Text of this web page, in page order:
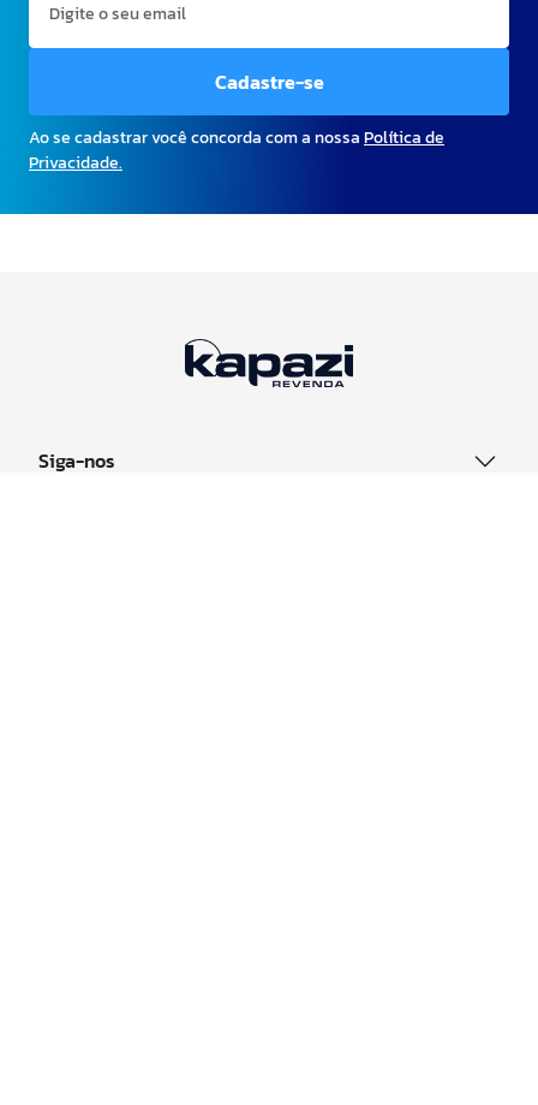
Cadastre-se
Ao se cadastrar você concorda com a nossaPolítica de
Privacidade.
Siga-nos